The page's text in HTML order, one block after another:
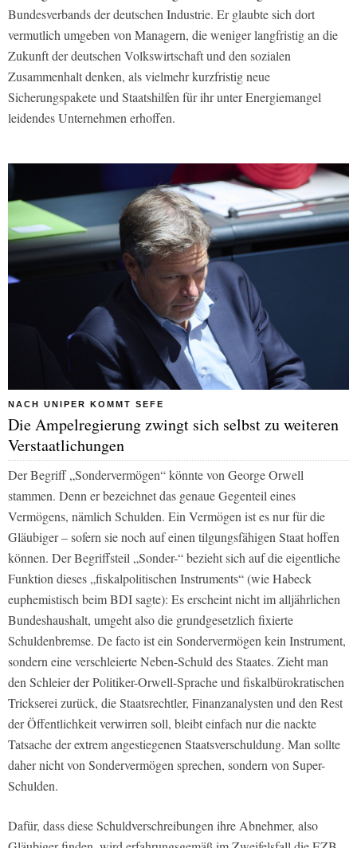
Bundesverbands der deutschen Industrie. Er glaubte sich dort
vermutlich umgeben von Managern, die weniger langfristig an die
Zukunft der deutschen Volkswirtschaft und den sozialen
Zusammenhalt denken, als vielmehr kurzfristig neue
Sicherungspakete und Staatshilfen für ihr unter Energiemangel
leidendes Unternehmen erhoffen.
NACH UNIPER KOMMT SEFE
Die Ampelregierung zwingt sich selbst zu weiteren
Verstaatlichungen
Der Begriff „Sondervermögen“ könnte von George Orwell
stammen. Denn er bezeichnet das genaue Gegenteil eines
Vermögens, nämlich Schulden. Ein Vermögen ist es nur für die
Gläubiger – sofern sie noch auf einen tilgungsfähigen Staat hoffen
können. Der Begriffsteil „Sonder-“ bezieht sich auf die eigentliche
Funktion dieses „fiskalpolitischen Instruments“ (wie Habeck
euphemistisch beim BDI sagte): Es erscheint nicht im alljährlichen
Bundeshaushalt, umgeht also die grundgesetzlich fixierte
Schuldenbremse. De facto ist ein Sondervermögen kein Instrument,
sondern eine verschleierte Neben-Schuld des Staates. Zieht man
den Schleier der Politiker-Orwell-Sprache und fiskalbürokratischen
Trickserei zurück, die Staatsrechtler, Finanzanalysten und den Rest
der Öffentlichkeit verwirren soll, bleibt einfach nur die nackte
Tatsache der extrem angestiegenen Staatsverschuldung. Man sollte
daher nicht von Sondervermögen sprechen, sondern von Super-
Schulden.
Dafür, dass diese Schuldverschreibungen ihre Abnehmer, also